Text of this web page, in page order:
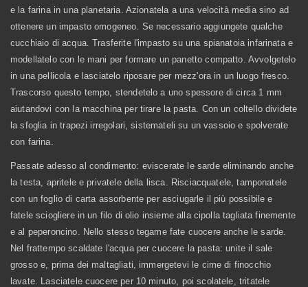
e la farina in una planetaria. Azionatela a una velocità media sino ad
ottenere un impasto omogeneo. Se necessario aggiungete qualche
cucchiaio di acqua. Trasferite l'impasto su una spianatoia infarinata e
modellatelo con le mani per formare un panetto compatto. Avvolgetelo
in una pellicola e lasciatelo riposare per mezz'ora in un luogo fresco.
Trascorso questo tempo, stendetelo a uno spessore di circa 1 mm
aiutandovi con la macchina per tirare la pasta. Con un coltello dividete
la sfoglia in trapezi irregolari, sistemateli su un vassoio e spolverate
con farina.
Passate adesso al condimento: eviscerate le sarde eliminando anche
la testa, apritele e privatele della lisca. Risciacquatele, tamponatele
con un foglio di carta assorbente per asciugarle il più possibile e
fatele sciogliere in un filo di olio insieme alla cipolla tagliata finemente
e al peperoncino. Nello stesso tegame fate cuocere anche le sarde.
Nel frattempo scaldate l'acqua per cuocere la pasta: unite il sale
grosso e, prima dei maltagliati, immergetevi le cime di finocchio
lavate. Lasciatele cuocere per 10 minuto, poi scolatele, tritatele